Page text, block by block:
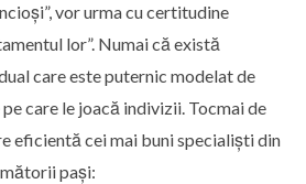
vor urma cu certitudine
lor”. Numai că există
care este puternic modelat de
care le joacă indivizii. Tocmai de
eficientă cei mai buni specialiști din
pași: